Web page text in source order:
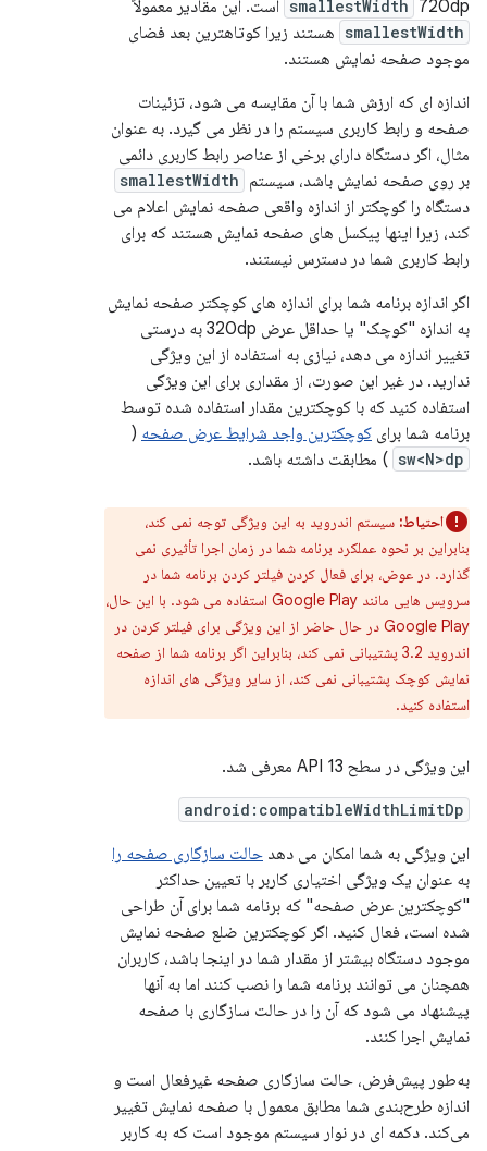
smallestWidth 720dp است. این مقادیر معمولاً
smallestWidth هستند زیرا کوتاهترین بعد فضای
موجود صفحه نمایش هستند.
اندازه ای که ارزش شما با آن مقایسه می شود، تزئینات
صفحه و رابط کاربری سیستم را در نظر می گیرد. به عنوان
مثال، اگر دستگاه دارای برخی از عناصر رابط کاربری دائمی
بر روی صفحه نمایش باشد، سیستم smallestWidth
دستگاه را کوچکتر از اندازه واقعی صفحه نمایش اعلام می
کند، زیرا اینها پیکسل های صفحه نمایش هستند که برای
رابط کاربری شما در دسترس نیستند.
اگر اندازه برنامه شما برای اندازه های کوچکتر صفحه نمایش
به اندازه "کوچک" یا حداقل عرض 320dp به درستی
تغییر اندازه می دهد، نیازی به استفاده از این ویژگی
ندارید. در غیر این صورت، از مقداری برای این ویژگی
استفاده کنید که با کوچکترین مقدار استفاده شده توسط
برنامه شما برای کوچکترین واجد شرایط عرض صفحه (
sw<N>dp ) مطابقت داشته باشد.
احتیاط: سیستم اندروید به این ویژگی توجه نمی کند،
بنابراین بر نحوه عملکرد برنامه شما در زمان اجرا تأثیری نمی
گذارد. در عوض، برای فعال کردن فیلتر کردن برنامه شما در
سرویس هایی مانند Google Play استفاده می شود. با این حال،
Google Play در حال حاضر از این ویژگی برای فیلتر کردن در
اندروید 3.2 پشتیبانی نمی کند، بنابراین اگر برنامه شما از صفحه
نمایش کوچک پشتیبانی نمی کند، از سایر ویژگی های اندازه
استفاده کنید.
این ویژگی در سطح API 13 معرفی شد.
android:compatibleWidthLimitDp
این ویژگی به شما امکان می دهد حالت سازگاری صفحه را
به عنوان یک ویژگی اختیاری کاربر با تعیین حداکثر
"کوچکترین عرض صفحه" که برنامه شما برای آن طراحی
شده است، فعال کنید. اگر کوچکترین ضلع صفحه نمایش
موجود دستگاه بیشتر از مقدار شما در اینجا باشد، کاربران
همچنان می توانند برنامه شما را نصب کنند اما به آنها
پیشنهاد می شود که آن را در حالت سازگاری با صفحه
نمایش اجرا کنند.
به‌طور پیش‌فرض، حالت سازگاری صفحه غیرفعال است و
اندازه طرح‌بندی شما مطابق معمول با صفحه نمایش تغییر
می‌کند. دکمه ای در نوار سیستم موجود است که به کاربر